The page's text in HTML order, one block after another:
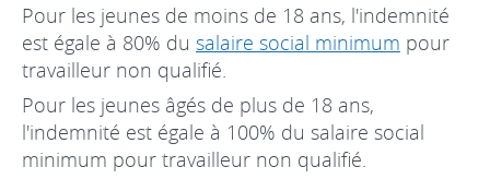
Pour les jeunes de moins de 18 ans, l'indemnité
est égale à 80% du salaire social minimum pour
travailleur non qualifié.
Pour les jeunes âgés de plus de 18 ans,
l'indemnité est égale à 100% du salaire social
minimum pour travailleur non qualifié.